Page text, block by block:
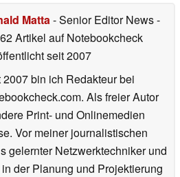
Matta- Senior Editor News-
Artikel auf Notebookcheck
seit 2007
2007 bin ich Redakteur bei
Als freier Autor
Print- und Onlinemedien
Vor meiner journalistischen
gelernter Netzwerktechniker und
der Planung und Projektierung